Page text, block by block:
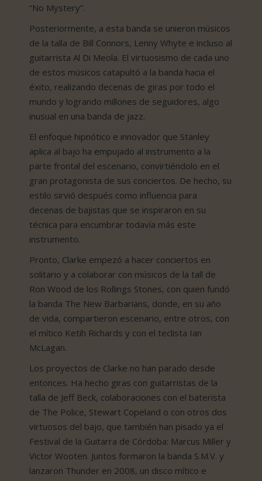
“No Mystery”.
Posteriormente, a esta banda se unieron músicos
de la talla de Bill Connors, Lenny Whyte e incluso al
guitarrista Al Di Meola. El virtuosismo de cada uno
de estos músicos catapultó a la banda hacia el
éxito, realizando decenas de giras por todo el
mundo y logrando millones de seguidores, algo
inusual en una banda de jazz.
El enfoque hipnótico e innovador que Stanley
aplica al bajo ha empujado al instrumento a la
parte frontal del escenario, convirtiéndolo en el
gran protagonista de sus conciertos. De hecho, su
estilo sirvió después como influencia para
decenas de bajistas que se inspiraron en su
técnica para encumbrar todavía más este
instrumento.
Pronto, Clarke empezó a hacer conciertos en
solitario y a colaborar con músicos de la tall de
Ron Wood de los Rollings Stones, con quien fundó
la banda The New Barbarians, donde, en su año
de vida, compartieron escenario, entre otros, con
el mítico Ketih Richards y con el teclista Ian
McLagan.
Los proyectos de Clarke no han parado desde
entonces. Ha hecho giras con guitarristas de la
talla de Jeff Beck, colaboraciones con el baterista
de The Police, Stewart Copeland o con otros dos
virtuosos del bajo, que también han pisado ya el
Festival de la Guitarra de Córdoba: Marcus Miller y
Victor Wooten. Juntos formaron la banda S.M.V. y
lanzaron Thunder en 2008, un disco mítico e